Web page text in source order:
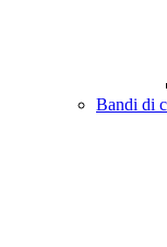
Bandi di